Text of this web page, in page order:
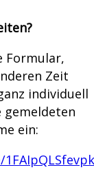
Formular,
Zeit
individuell
gemeldeten
ein: